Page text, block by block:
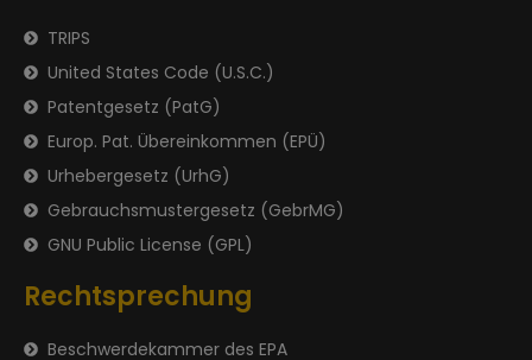
TRIPS
United States Code (U.S.C.)
Patentgesetz (PatG)
Europ. Pat. Übereinkommen (EPÜ)
Urhebergesetz (UrhG)
Gebrauchsmustergesetz (GebrMG)
GNU Public License (GPL)
Rechtsprechung
Beschwerdekammer des EPA